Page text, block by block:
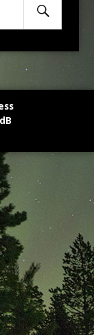
Search
Submit